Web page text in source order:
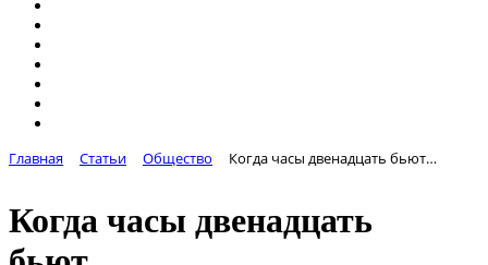
Главная Статьи Общество Когда часы двенадцать бьют…
Когда часы двенадцать